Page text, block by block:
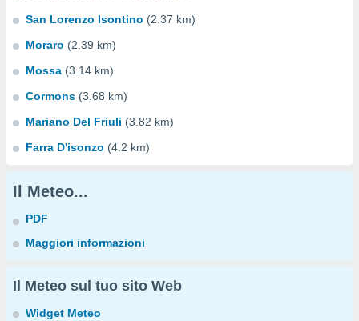
San Lorenzo Isontino (2.37 km)
Moraro (2.39 km)
Mossa (3.14 km)
Cormons (3.68 km)
Mariano Del Friuli (3.82 km)
Farra D'isonzo (4.2 km)
Il Meteo...
PDF
Maggiori informazioni
Il Meteo sul tuo sito Web
Widget Meteo